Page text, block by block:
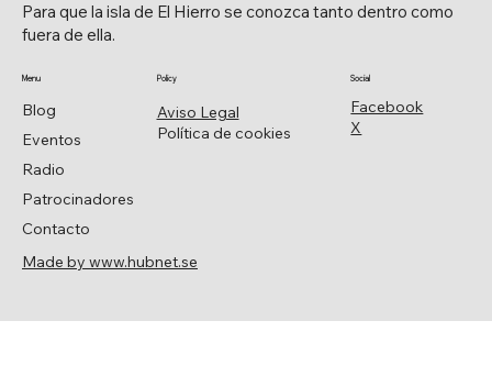
Facebook
X
Social
Aviso Legal
Política de cookies
Policy
Blog
Eventos
Radio
Patrocinadores
Contacto
Menu
Para que la isla de El Hierro se conozca tanto dentro como
fuera de ella.
Made by www.hubnet.se